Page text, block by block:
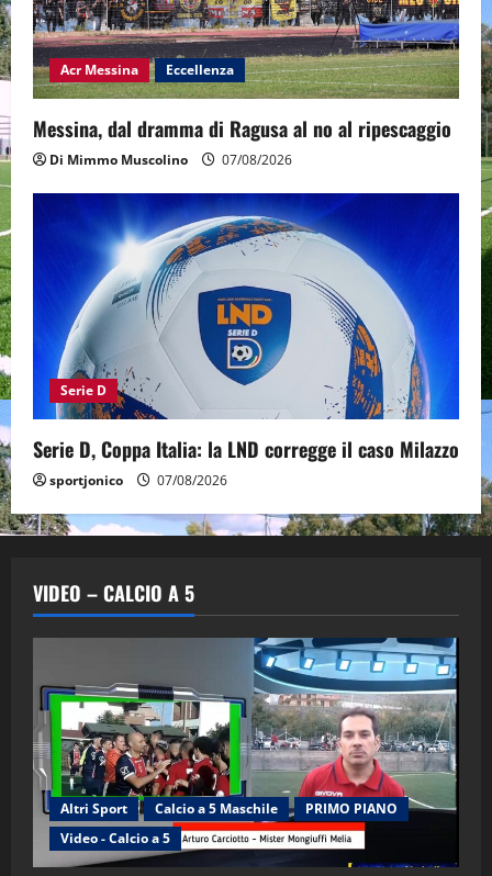
Acr Messina Eccellenza
Messina, dal dramma di Ragusa al no al ripescaggio
Di Mimmo Muscolino 07/08/2026
Serie D
Serie D, Coppa Italia: la LND corregge il caso Milazzo
sportjonico 07/08/2026
VIDEO – CALCIO A 5
Altri Sport Calcio a 5 Maschile
PRIMO PIANO
Video - Calcio a 5